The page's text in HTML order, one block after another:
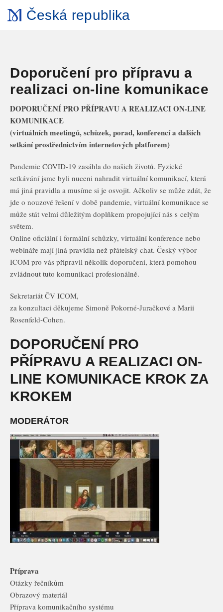
Česká republika
Doporučení pro přípravu a
realizaci on-line komunikace
DOPORUČENÍ PRO PŘÍPRAVU A REALIZACI ON-LINE
KOMUNIKACE
(virtuálních meetingů, schůzek, porad, konferencí a dalších
setkání prostřednictvím internetových platforem)
Pandemie COVID-19 zasáhla do našich životů. Fyzické
setkávání jsme byli nuceni nahradit virtuální komunikací, která
má jiná pravidla a musíme si je osvojit. Ačkoliv se může zdát, že
jde o nouzové řešení v době pandemie, virtuální komunikace se
může stát velmi důležitým doplňkem propojující nás s celým
světem.
Online oficiální i formální schůzky, virtuální konference nebo
webináře mají jiná pravidla než přátelský chat. Český výbor
ICOM pro vás připravil několik doporučení, která pomohou
zvládnout tuto komunikaci profesionálně.
Sekretariát ČV ICOM,
za konzultaci děkujeme Simoně Pokorné-Juračkové a Marii
Rosenfeld-Cohen.
DOPORUČENÍ PRO
PŘÍPRAVU A REALIZACI ON-
LINE KOMUNIKACE KROK ZA
KROKEM
MODERÁTOR
Příprava
Otázky řečníkům
Obrazový materiál
Příprava komunikačního systému